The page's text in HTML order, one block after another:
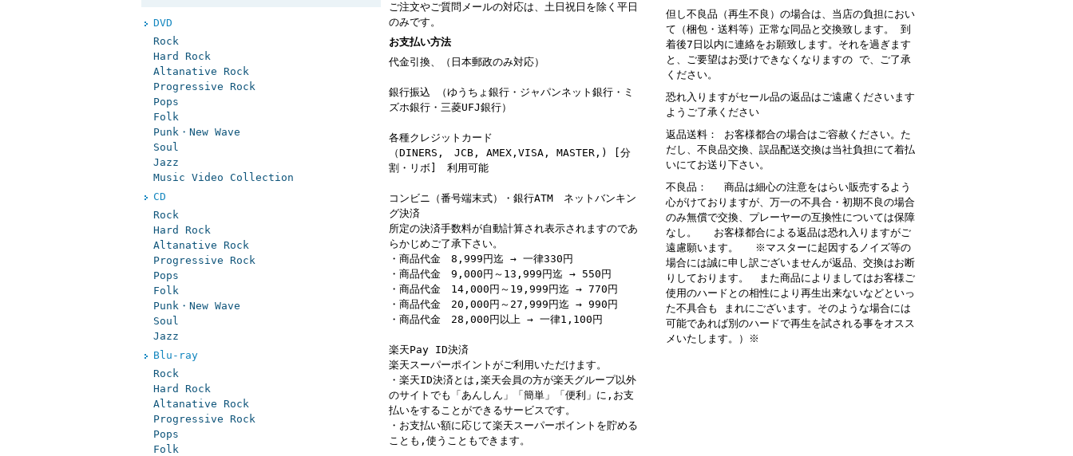
DVD
Rock
Hard Rock
Altanative Rock
Progressive Rock
Pops
Folk
Punk・New Wave
Soul
Jazz
Music Video Collection
CD
Rock
Hard Rock
Altanative Rock
Progressive Rock
Pops
Folk
Punk・New Wave
Soul
Jazz
Blu-ray
Rock
Hard Rock
Altanative Rock
Progressive Rock
Pops
Folk
ご注文やご質問メールの対応は、土日祝日を除く平日
のみです。
お支払い方法
代金引換、（日本郵政のみ対応）
銀行振込 （ゆうちょ銀行・ジャパンネット銀行・ミ
ズホ銀行・三菱UFJ銀行）
各種クレジットカード
（DINERS, JCB, AMEX,VISA, MASTER,) [分
割・リボ] 利用可能
コンビニ（番号端末式）・銀行ATM ネットバンキン
グ決済
所定の決済手数料が自動計算され表示されますのであ
らかじめご了承下さい。
・商品代金 8,999円迄 → 一律330円
・商品代金 9,000円～13,999円迄 → 550円
・商品代金 14,000円～19,999円迄 → 770円
・商品代金 20,000円～27,999円迄 → 990円
・商品代金 28,000円以上 → 一律1,100円
楽天Pay ID決済
楽天スーパーポイントがご利用いただけます。
・楽天ID決済とは,楽天会員の方が楽天グループ以外
のサイトでも「あんしん」「簡単」「便利」に,お支
払いをすることができるサービスです。
・お支払い額に応じて楽天スーパーポイントを貯める
ことも,使うこともできます。
但し不良品（再生不良）の場合は、当店の負担におい
て（梱包・送料等）正常な同品と交換致します。 到
着後7日以内に連絡をお願致します。それを過ぎます
と、ご要望はお受けできなくなりますの で、ご了承
ください。
恐れ入りますがセール品の返品はご遠慮くださいます
ようご了承ください
返品送料： お客様都合の場合はご容赦ください。た
だし、不良品交換、誤品配送交換は当社負担にて着払
いにてお送り下さい。
不良品： 商品は細心の注意をはらい販売するよう
心がけておりますが、万一の不具合・初期不良の場合
のみ無償で交換、プレーヤーの互換性については保障
なし。 お客様都合による返品は恐れ入りますがご
遠慮願います。 ※マスターに起因するノイズ等の
場合には誠に申し訳ございませんが返品、交換はお断
りしております。 また商品によりましてはお客様ご
使用のハードとの相性により再生出来ないなどといっ
た不具合も まれにございます。そのような場合には
可能であれば別のハードで再生を試される事をオスス
メいたします。）※